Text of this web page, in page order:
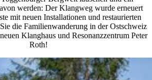
werden: Der Klangweg wurde erneuert
mit neuen Installationen und restaurierten
die Familienwanderung in der Ostschweiz
Klanghaus und Resonanzzentrum Peter
Roth!